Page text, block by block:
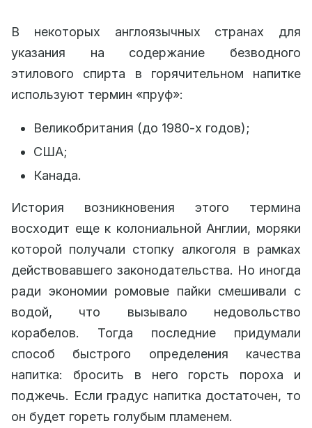
В некоторых англоязычных странах для
указания на содержание безводного
этилового спирта в горячительном напитке
используют термин «пруф»:
Великобритания (до 1980-х годов);
США;
Канада.
История возникновения этого термина
восходит еще к колониальной Англии, моряки
которой получали стопку алкоголя в рамках
действовавшего законодательства. Но иногда
ради экономии ромовые пайки смешивали с
водой, что вызывало недовольство
корабелов. Тогда последние придумали
способ быстрого определения качества
напитка: бросить в него горсть пороха и
поджечь. Если градус напитка достаточен, то
он будет гореть голубым пламенем.